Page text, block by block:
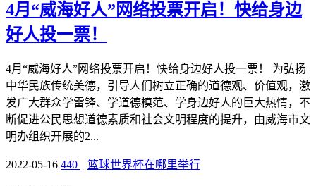
4月“威海好人”网络投票开启！快给身边
好人投一票！
4月“威海好人”网络投票开启！快给身边好人投一票！ 为弘扬
中华民族传统美德，引导人们树立正确的道德观、价值观，激
发广大群众学雷锋、学道德模范、学身边好人的巨大热情，不
断促进公民思想道德素质和社会文明程度的提升，由威海市文
明办组织开展的2...
2022-05-16 440 篮球世界杯在哪里举行